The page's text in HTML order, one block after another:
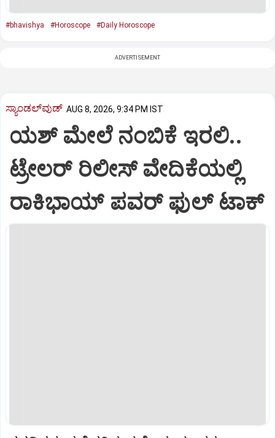
#bhavishya #Horoscope #Daily Horoscope
ADVERTISEMENT
ಸ್ಯಾಂಡಲ್‌ವುಡ್‌ AUG 8, 2026, 9:34 PM IST
ಯಶ್‌ ಮೇಲೆ ನಂಬಿಕೆ ಇರಲಿ..
ಟ್ರೇಲರ್‌ ರಿಲೀಸ್‌ ವೇದಿಕೆಯಲ್ಲಿ
ರಾಕಿಭಾಯ್‌ ಪವರ್‌ ಫುಲ್‌ ಟಾಕ್